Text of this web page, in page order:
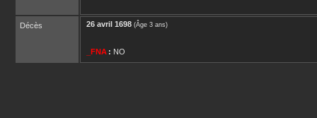
Décès 26 avril 1698 (Âge 3 ans)
_FNA : NO